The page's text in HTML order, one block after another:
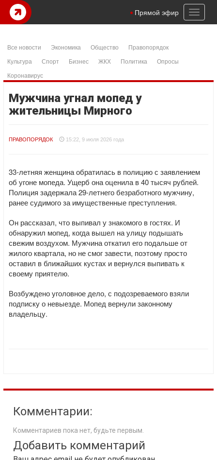
Toggle
Прямой эфир
Все новости Экономика Общество
Правопорядок
Культура
Спорт Бизнес ЖКХ Политика
Опросы
Коронавирус
Мужчина угнал мопед у
жительницы Мирного
ПРАВОПОРЯДОК 15:22, 9 июля 2026 года
33-летняя женщина обратилась в полицию с заявлением
об угоне мопеда. Ущерб она оценила в 40 тысяч рублей.
Полиция задержала 29-летнего безработного мужчину,
ранее судимого за имущественные преступления.
Он рассказал, что выпивал у знакомого в гостях. И
обнаружил мопед, когда вышел на улицу подышать
свежим воздухом. Мужчина откатил его подальше от
жилого квартала, но не смог завести, поэтому просто
оставил в ближайших кустах и вернулся выпивать к
своему приятелю.
Возбуждено уголовное дело, с подозреваемого взяли
подписку о невыезде. Мопед вернули законному
владельцу.
Комментарии:
Комментариев пока нет, будьте первым.
Добавить комментарий